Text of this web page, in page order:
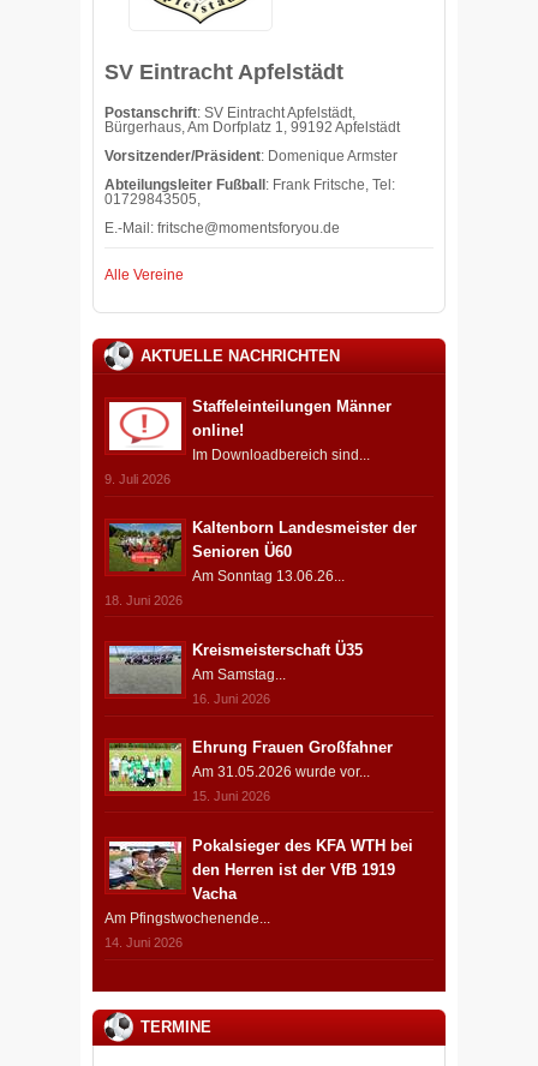
SV Eintracht Apfelstädt
Postanschrift: SV Eintracht Apfelstädt,
Bürgerhaus, Am Dorfplatz 1, 99192 Apfelstädt
Vorsitzender/Präsident: Domenique Armster
Abteilungsleiter Fußball : Frank Fritsche, Tel:
01729843505,
E.-Mail: fritsche@momentsforyou.de
Alle Vereine
AKTUELLE NACHRICHTEN
Staffeleinteilungen Männer
online!
Im Downloadbereich sind...
9. Juli 2026
Kaltenborn Landesmeister der
Senioren Ü60
Am Sonntag 13.06.26...
18. Juni 2026
Kreismeisterschaft Ü35
Am Samstag...
16. Juni 2026
Ehrung Frauen Großfahner
Am 31.05.2026 wurde vor...
15. Juni 2026
Pokalsieger des KFA WTH bei
den Herren ist der VfB 1919
Vacha
Am Pfingstwochenende...
14. Juni 2026
TERMINE